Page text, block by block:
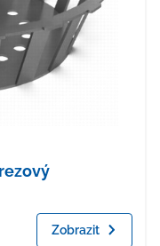
Zobrazit